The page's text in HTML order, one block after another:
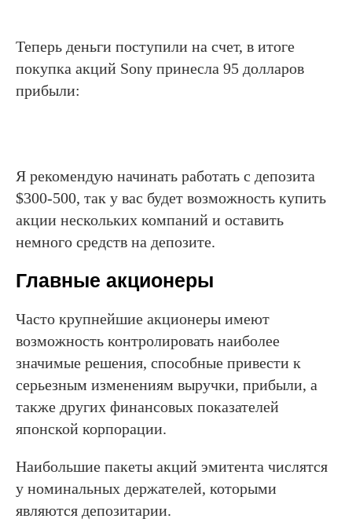
Теперь деньги поступили на счет, в итоге
покупка акций Sony принесла 95 долларов
прибыли:
Я рекомендую начинать работать с депозита
$300-500, так у вас будет возможность купить
акции нескольких компаний и оставить
немного средств на депозите.
Главные акционеры
Часто крупнейшие акционеры имеют
возможность контролировать наиболее
значимые решения, способные привести к
серьезным изменениям выручки, прибыли, а
также других финансовых показателей
японской корпорации.
Наибольшие пакеты акций эмитента числятся
у номинальных держателей, которыми
являются депозитарии.